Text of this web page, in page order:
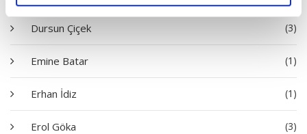
Dursun Çiçek (3)
Emine Batar (1)
Erhan İdiz (1)
Erol Göka (3)